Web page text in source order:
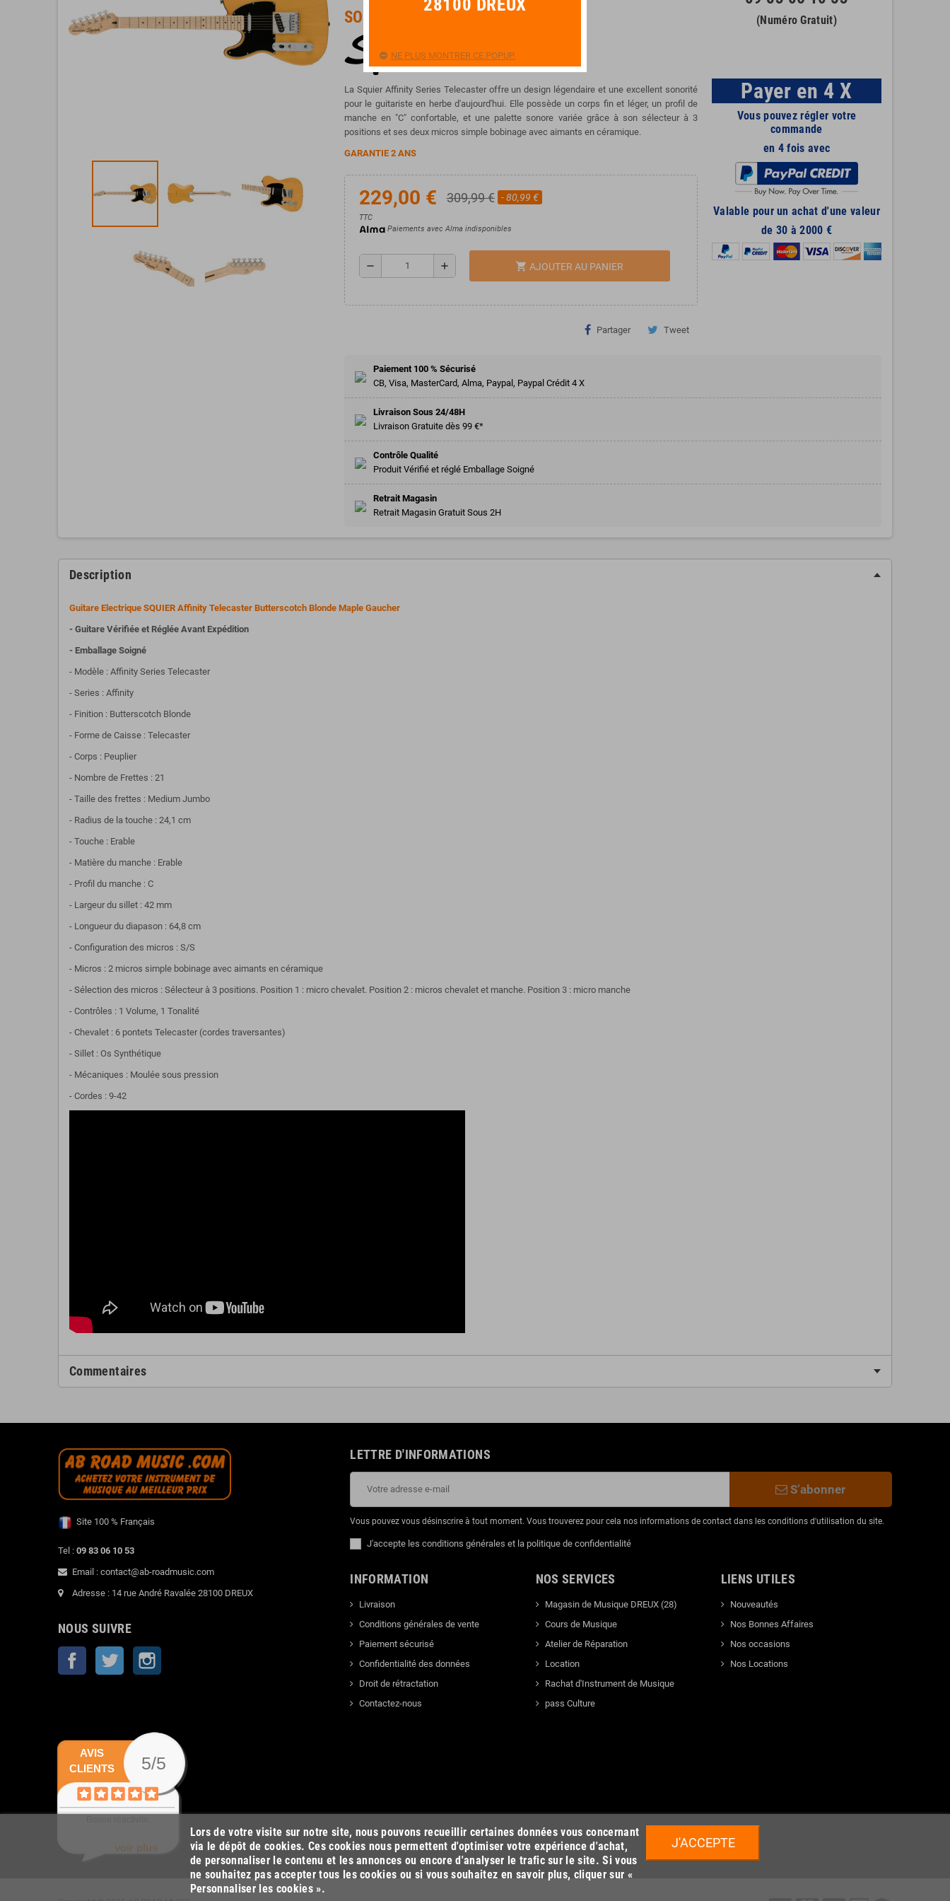
SOLDES !
La Squier Affinity Series Telecaster offre un design légendaire et une excellent sonorité
pour le guitariste en herbe d'aujourd'hui. Elle possède un corps fin et léger, un profil de
manche en "C" confortable, et une palette sonore variée grâce à son sélecteur à 3
positions et ses deux micros simple bobinage avec aimants en céramique.
GARANTIE 2 ANS
229,00 € 309,99 € - 80,99 €
TTC
Paiements avec Alma indisponibles
remove add shopping_cart AJOUTER AU PANIER
Partager Tweet
(Numéro Gratuit)
Payer en 4 X
Vous pouvez régler votre
commande
en 4 fois avec
Valable pour un achat d'une valeur
de 30 à 2000 €
Paiement 100 % Sécurisé
CB, Visa, MasterCard, Alma, Paypal, Paypal Crédit 4 X
Livraison Sous 24/48H
Livraison Gratuite dès 99 €*
Contrôle Qualité
Produit Vérifié et réglé Emballage Soigné
Retrait Magasin
Retrait Magasin Gratuit Sous 2H
Description
Guitare Electrique SQUIER Affinity Telecaster Butterscotch Blonde Maple Gaucher
- Guitare Vérifiée et Réglée Avant Expédition
- Emballage Soigné
- Modèle : Affinity Series Telecaster
- Series : Affinity
- Finition : Butterscotch Blonde
- Forme de Caisse : Telecaster
- Corps : Peuplier
- Nombre de Frettes : 21
- Taille des frettes : Medium Jumbo
- Radius de la touche : 24,1 cm
- Touche : Erable
- Matière du manche : Erable
- Profil du manche : C
- Largeur du sillet : 42 mm
- Longueur du diapason : 64,8 cm
- Configuration des micros : S/S
- Micros : 2 micros simple bobinage avec aimants en céramique
- Sélection des micros : Sélecteur à 3 positions. Position 1 : micro chevalet. Position 2 : micros chevalet et manche. Position 3 : micro manche
- Contrôles : 1 Volume, 1 Tonalité
- Chevalet : 6 pontets Telecaster (cordes traversantes)
- Sillet : Os Synthétique
- Mécaniques : Moulée sous pression
- Cordes : 9-42
Commentaires
Site 100 % Français
Tel : 09 83 06 10 53
Email : contact@ab-roadmusic.com
Adresse : 14 rue André Ravalée 28100 DREUX
NOUS SUIVRE
Facebook Twitter
LETTRE D'INFORMATIONS
S’abonner
Vous pouvez vous désinscrire à tout moment. Vous trouverez pour cela nos informations de contact dans les conditions d'utilisation du site.
J'accepte les conditions générales et la politique de confidentialité
INFORMATION
Livraison
Conditions générales de vente
Paiement sécurisé
Confidentialité des données
Droit de rétractation
Contactez-nous
NOS SERVICES
Magasin de Musique DREUX (28)
Cours de Musique
Atelier de Réparation
Location
Rachat d'Instrument de Musique
pass Culture
LIENS UTILES
Nouveautés
Nos Bonnes Affaires
Nos occasions
Nos Locations
Lors de votre visite sur notre site, nous pouvons recueillir certaines données vous concernant
via le dépôt de cookies. Ces cookies nous permettent d'optimiser votre expérience d'achat,
de personnaliser le contenu et les annonces ou encore d'analyser le trafic sur le site. Si vous
ne souhaitez pas accepter tous les cookies ou si vous souhaitez en savoir plus, cliquer sur «
Personnaliser les cookies ».
J'ACCEPTE
AVIS
CLIENTS
5/5
voir plus
28100 DREUX
NE PLUS MONTRER CE POPUP.